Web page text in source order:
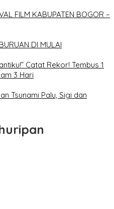
FILM KABUPATEN BOGOR –
DI MULAI
Catat Rekor! Tembus 1
3 Hari
Tsunami Palu, Sigi dan